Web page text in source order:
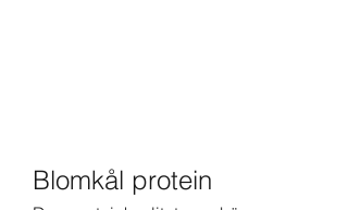
Blomkål protein